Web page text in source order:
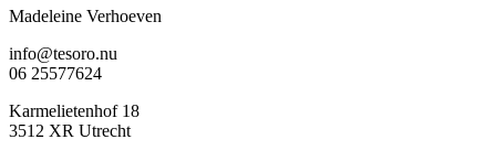
Madeleine Verhoeven
info@tesoro.nu
06 25577624
Karmelietenhof 18
3512 XR Utrecht